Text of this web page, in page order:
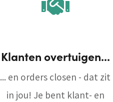
Klanten overtuigen...
... en orders closen - dat zit
in jou! Je bent klant- en